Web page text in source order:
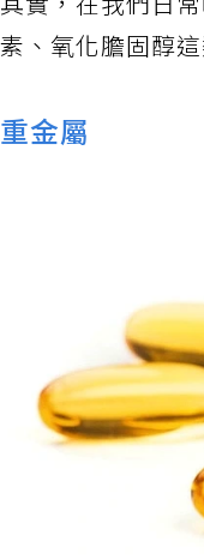
其實，在我們日
素、氧化膽固醇這
重金屬